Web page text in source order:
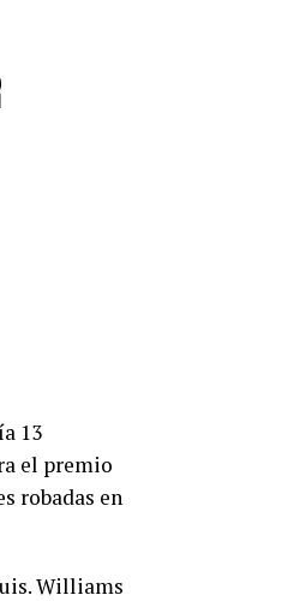
13
el premio
robadas en
Williams